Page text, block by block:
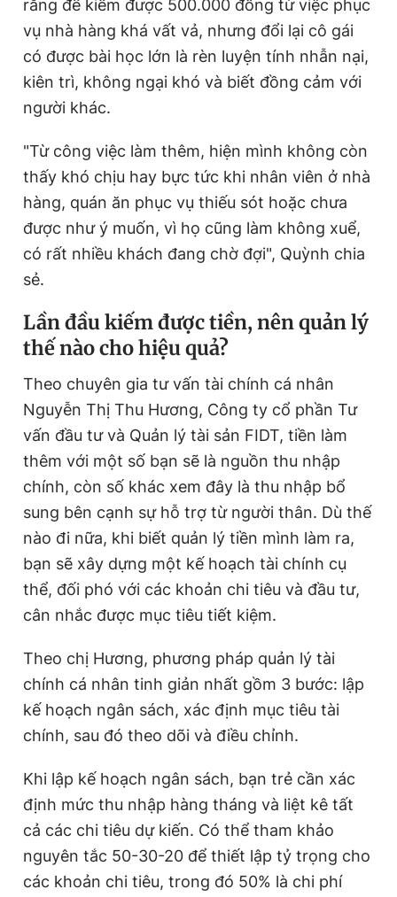
rằng để kiếm được 500.000 đồng từ việc phục
vụ nhà hàng khá vất vả, nhưng đổi lại cô gái
có được bài học lớn là rèn luyện tính nhẫn nại,
kiên trì, không ngại khó và biết đồng cảm với
người khác.
"Từ công việc làm thêm, hiện mình không còn
thấy khó chịu hay bực tức khi nhân viên ở nhà
hàng, quán ăn phục vụ thiếu sót hoặc chưa
được như ý muốn, vì họ cũng làm không xuể,
có rất nhiều khách đang chờ đợi", Quỳnh chia
sẻ.
Lần đầu kiếm được tiền, nên quản lý
thế nào cho hiệu quả?
Theo chuyên gia tư vấn tài chính cá nhân
Nguyễn Thị Thu Hương, Công ty cổ phần Tư
vấn đầu tư và Quản lý tài sản FIDT, tiền làm
thêm với một số bạn sẽ là nguồn thu nhập
chính, còn số khác xem đây là thu nhập bổ
sung bên cạnh sự hỗ trợ từ người thân. Dù thế
nào đi nữa, khi biết quản lý tiền mình làm ra,
bạn sẽ xây dựng một kế hoạch tài chính cụ
thể, đối phó với các khoản chi tiêu và đầu tư,
cân nhắc được mục tiêu tiết kiệm.
Theo chị Hương, phương pháp quản lý tài
chính cá nhân tinh giản nhất gồm 3 bước: lập
kế hoạch ngân sách, xác định mục tiêu tài
chính, sau đó theo dõi và điều chỉnh.
Khi lập kế hoạch ngân sách, bạn trẻ cần xác
định mức thu nhập hàng tháng và liệt kê tất
cả các chi tiêu dự kiến. Có thể tham khảo
nguyên tắc 50-30-20 để thiết lập tỷ trọng cho
các khoản chi tiêu, trong đó 50% là chi phí